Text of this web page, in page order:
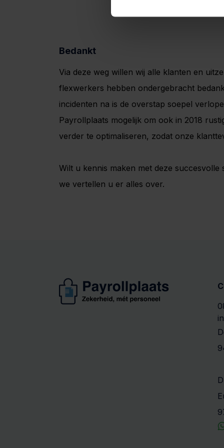
Bedankt
Via deze weg willen wij alle klanten en
flexwerkers hebben ondergebracht
incidenten na is de overstap soepel
Payrollplaats mogelijk om ook in 2018
verder te optimaliseren, zodat onze
Wilt u kennis maken met deze succesvolle
we vertellen u er alles over.